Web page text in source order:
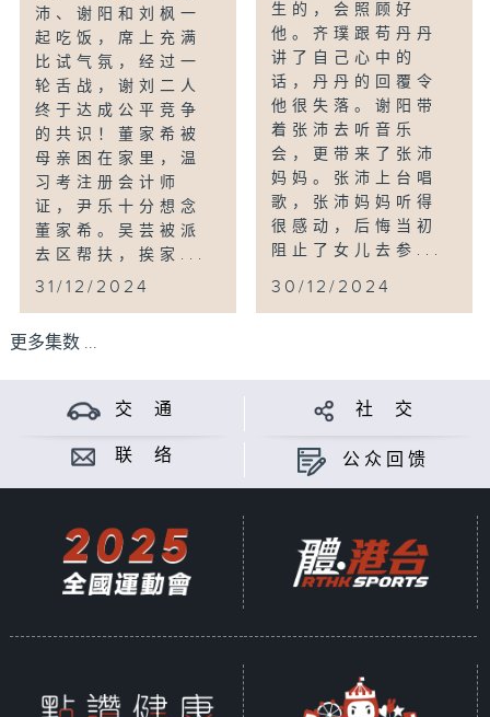
沛、谢阳和刘枫一
起吃饭，席上充满
比试气氛，经过一
轮舌战，谢刘二人
终于达成公平竞争
的共识！董家希被
母亲困在家里，温
习考注册会计师
证，尹乐十分想念
董家希。吴芸被派
去区帮扶，挨家...
31/12/2024
生的，会照顾好
他。齐璞跟苟丹丹
讲了自己心中的
话，丹丹的回覆令
他很失落。谢阳带
着张沛去听音乐
会，更带来了张沛
妈妈。张沛上台唱
歌，张沛妈妈听得
很感动，后悔当初
阻止了女儿去参...
30/12/2024
更多集数 ...
交 通 社 交
联 络 公众回馈